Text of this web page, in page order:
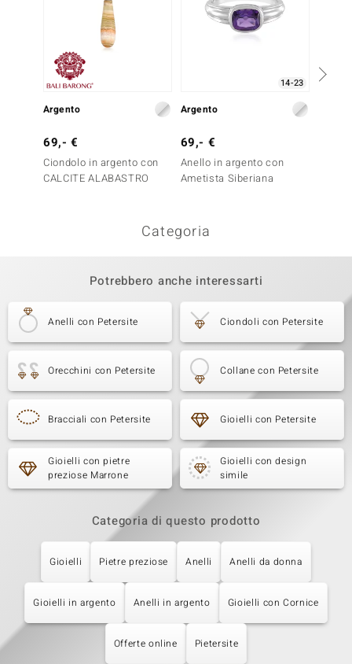
Argento
69,- €
Ciondolo in argento con
CALCITE ALABASTRO
14-23
Argento
69,- €
Anello in argento con
Ametista Siberiana
Categoria
Potrebbero anche interessarti
Anelli con Petersite Ciondoli con Petersite
Orecchini con Petersite Collane con Petersite
Bracciali con Petersite Gioielli con Petersite
Gioielli con pietre
preziose Marrone
Gioielli con design
simile
Categoria di questo prodotto
Gioielli Pietre preziose Anelli Anelli da donna
Gioielli in argento Anelli in argento Gioielli con Cornice
Offerte online Pietersite